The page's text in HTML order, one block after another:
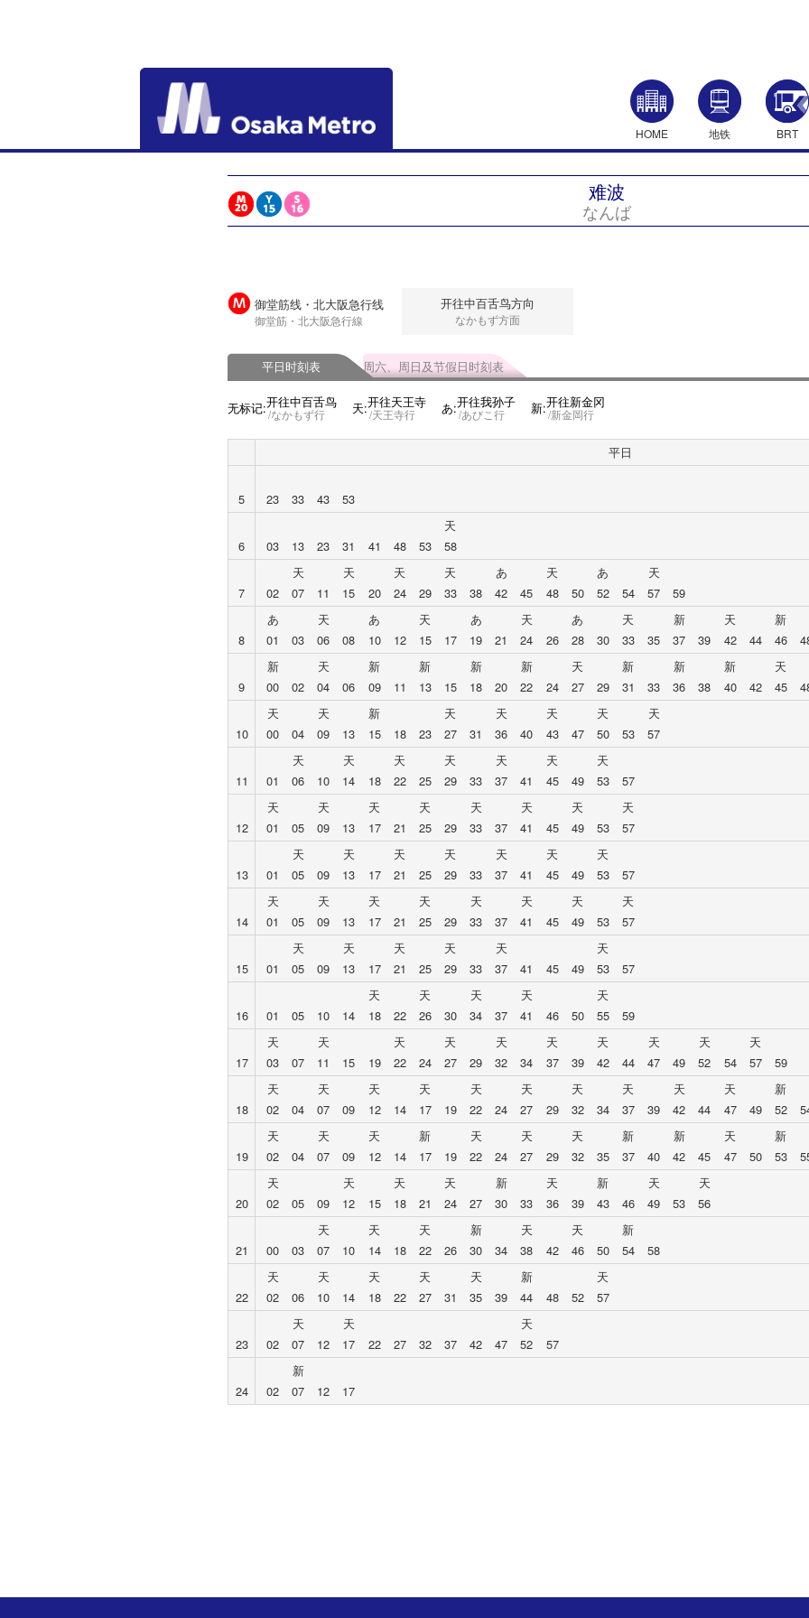
HOME 地铁 BRT
难波
なんば
御堂筋线・北大阪急行线
御堂筋・北大阪急行線
开往中百舌鸟方向
なかもず方面
平日时刻表 周六、周日及节假日时刻表
无标记:开往中百舌鸟
なかもず行 天:开往天王寺
天王寺行 あ:开往我孙子
あびこ行 新:开往新金冈
新金岡行
平日
5 23 33 43 53
6 03 13 23 31 41 48 53
天
58
7 02
天
07
11
天
15
20
天
24
29
天
33
38
あ
42
45
天
48
50
あ
52
54
天
57
59
8
あ
01
03
天
06
08
あ
10
12
天
15
17
あ
19
21
天
24
26
あ
28
30
天
33
35
新
37
39
天
42
44
新
46
9
新
00
02
天
04
06
新
09
11
新
13
15
新
18
20
新
22
24
天
27
29
新
31
33
新
36
38
新
40
42
天
45
10
天
00
04
天
09
13
新
15
18 23
天
27
31
天
36
40
天
43
47
天
50
53
天
57
11 01
天
06
10
天
14
18
天
22
25
天
29
33
天
37
41
天
45
49
天
53
57
12
天
01
05
天
09
13
天
17
21
天
25
29
天
33
37
天
41
45
天
49
53
天
57
13 01
天
05
09
天
13
17
天
21
25
天
29
33
天
37
41
天
45
49
天
53
57
14
天
01
05
天
09
13
天
17
21
天
25
29
天
33
37
天
41
45
天
49
53
天
57
15 01
天
05
09
天
13
17
天
21
25
天
29
33
天
37
41 45 49
天
53
57
16 01 05 10 14
天
18
22
天
26
30
天
34
37
天
41
46 50
天
55
59
17
天
03
07
天
11
15 19
天
22
24
天
27
29
天
32
34
天
37
39
天
42
44
天
47
49
天
52
54
天
57
59
18
天
02
04
天
07
09
天
12
14
天
17
19
天
22
24
天
27
29
天
32
34
天
37
39
天
42
44
天
47
49
新
52
19
天
02
04
天
07
09
天
12
14
新
17
19
天
22
24
天
27
29
天
32
35
新
37
40
新
42
45
天
47
50
新
53
20
天
02
05 09
天
12
15
天
18
21
天
24
27
新
30
33
天
36
39
新
43
46
天
49
53
天
56
21 00 03
天
07
10
天
14
18
天
22
26
新
30
34
天
38
42
天
46
50
新
54
58
22
天
02
06
天
10
14
天
18
22
天
27
31
天
35
39
新
44
48 52
天
57
23 02
天
07
12
天
17
22 27 32 37 42 47
天
52
57
24 02
新
07
12 17